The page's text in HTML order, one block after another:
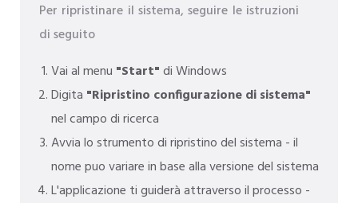
Per ripristinare il sistema, seguire le istruzioni
di seguito
Vai al menu "Start"di Windows
Digita "Ripristino configurazione di sistema"
nel campo di ricerca
Avvia lo strumento di ripristino del sistema - il
nome puo variare in base alla versione del sistema
L'applicazione ti guiderà attraverso il processo -